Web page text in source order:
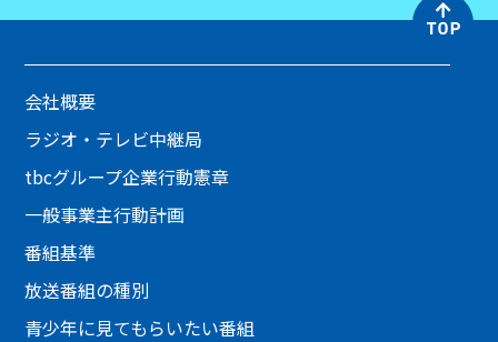
会社概要
ラジオ・テレビ中継局
tbcグループ企業行動憲章
一般事業主行動計画
番組基準
放送番組の種別
青少年に見てもらいたい番組